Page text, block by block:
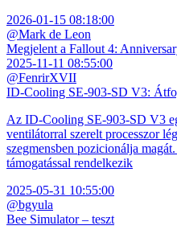
2026-01-15 08:18:00
@Mark de Leon
Megjelent a Fallout 4:
2025-11-11 08:55:00
@FenrirXVII
ID-Cooling SE-903-SD V3:
Az ID-Cooling SE-903-SD V3
ventilátorral szerelt processzor
szegmensben pozicionálja
támogatással rendelkezik
2025-05-31 10:55:00
@bgyula
Bee Simulator – teszt